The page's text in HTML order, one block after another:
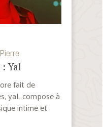
Yal
fait de
yaL compose à
intime et